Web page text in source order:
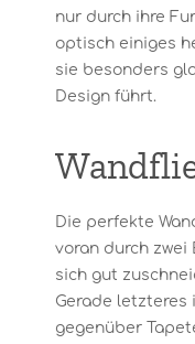
nur durch ihre
optisch einiges
sie besonders
Design führt.
Die perfekte
voran durch zwei
sich gut
Gerade letzteres
gegenüber